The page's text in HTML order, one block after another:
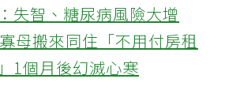
失智、糖尿病風險大增
母搬來同住「不用付房租
1個月後幻滅心寒